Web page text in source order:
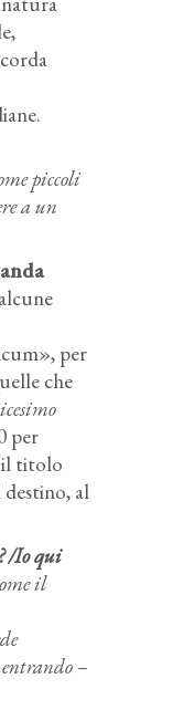
piccoli
a un
per
che
per
il titolo
al
/Io qui
il
entrando –